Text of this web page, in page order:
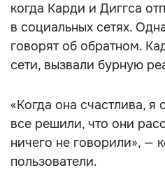
когда Карди и Диггса
в социальных сетях.
говорят об обратном.
сети, вызвали бурную
«Когда она счастлива, я
все решили, что они
ничего не говорили», —
пользователи.